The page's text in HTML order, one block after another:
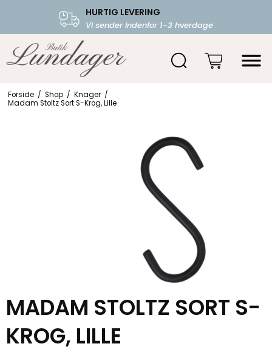
HURTIG LEVERING
Vi sender indenfor 1-3 hverdage
FRI FRAGT OVER 599.-
Starter fra 39,-
Forside / Shop / Knager /
Madam Stoltz Sort S-Krog, Lille
MADAM STOLTZ SORT S-
KROG, LILLE